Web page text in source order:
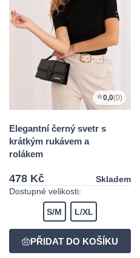
0,0(0)
Elegantní černý svetr s
krátkým rukávem a
rolákem
478 Kč
Skladem
Dostupné velikosti:
S/M L/XL